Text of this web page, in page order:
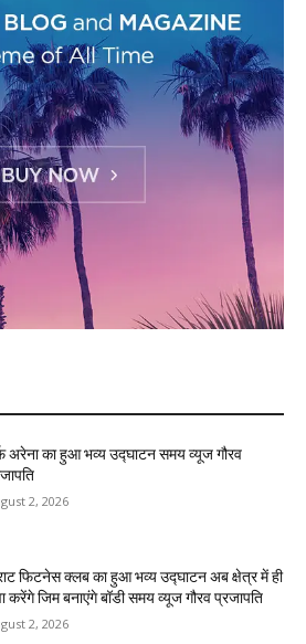
अरेना का हुआ भव्य उद्घाटन समय व्यूज गौरव
2, 2026
फिटनेस क्लब का हुआ भव्य उद्घाटन अब क्षेत्र में ही
करेंगे जिम बनाएंगे बॉडी समय व्यूज गौरव प्रजापति
2, 2026